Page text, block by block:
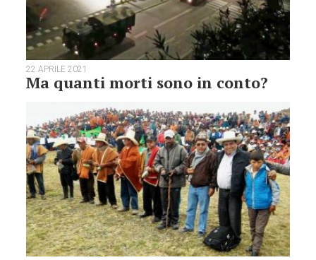
22 APRILE 2021
Ma quanti morti sono in conto?